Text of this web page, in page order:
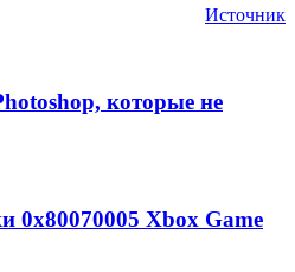
Источник
которые не
0x80070005 Xbox Game